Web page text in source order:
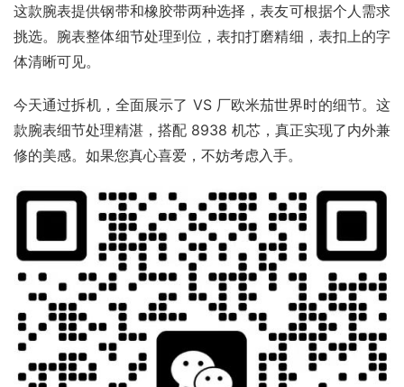
这款腕表提供钢带和橡胶带两种选择，表友可根据个人需求
挑选。腕表整体细节处理到位，表扣打磨精细，表扣上的字
体清晰可见。
今天通过拆机，全面展示了 VS 厂欧米茄世界时的细节。这
款腕表细节处理精湛，搭配 8938 机芯，真正实现了内外兼
修的美感。如果您真心喜爱，不妨考虑入手。